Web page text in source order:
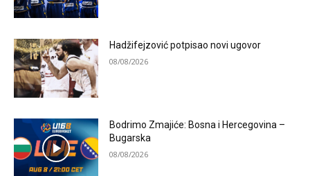
Hadžifejzović potpisao novi ugovor
08/08/2026
Bodrimo Zmajiće: Bosna i Hercegovina –
Bugarska
08/08/2026